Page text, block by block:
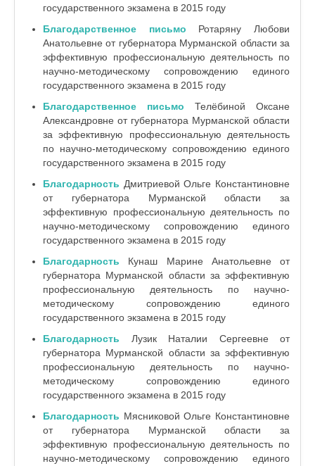
государственного экзамена в 2015 году
Благодарственное письмо
Ротаряну Любови
Анатольевне от губернатора Мурманской области за
эффективную профессиональную деятельность по
научно-методическому сопровождению единого
государственного экзамена в 2015 году
Благодарственное письмо
Телёбиной Оксане
Александровне от губернатора Мурманской области
за эффективную профессиональную деятельность
по научно-методическому сопровождению единого
государственного экзамена в 2015 году
Благодарность Дмитриевой Ольге Константиновне
от губернатора Мурманской области за
эффективную профессиональную деятельность по
научно-методическому сопровождению единого
государственного экзамена в 2015 году
Благодарность Кунаш Марине Анатольевне от
губернатора Мурманской области за эффективную
профессиональную деятельность по научно-
методическому сопровождению единого
государственного экзамена в 2015 году
Благодарность Лузик Наталии Сергеевне от
губернатора Мурманской области за эффективную
профессиональную деятельность по научно-
методическому сопровождению единого
государственного экзамена в 2015 году
Благодарность Мясниковой Ольге Константиновне
от губернатора Мурманской области за
эффективную профессиональную деятельность по
научно-методическому сопровождению единого